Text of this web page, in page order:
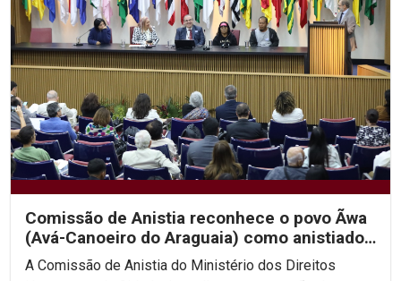
Comissão de Anistia reconhece o povo Ãwa
(Avá-Canoeiro do Araguaia) como anistiado
político coletivo
A Comissão de Anistia do Ministério dos Direitos